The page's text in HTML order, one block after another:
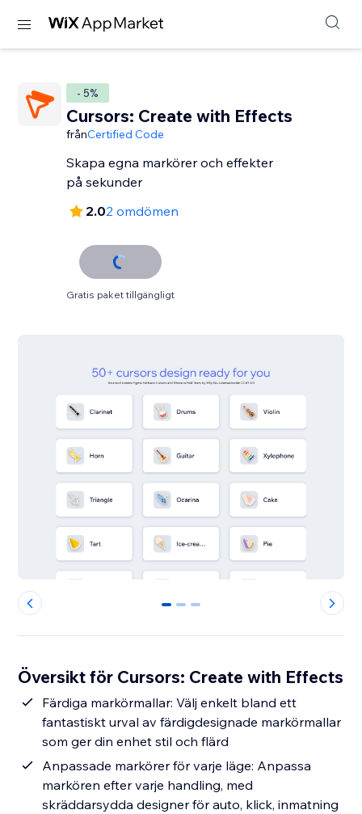
- 5%
Cursors: Create with Effects
frånCertified Code
Skapa egna markörer och effekter
på sekunder
2.02 omdömen
Gratis paket tillgängligt
0 1 2
Översikt för Cursors: Create with Effects
Färdiga markörmallar: Välj enkelt bland ett
fantastiskt urval av färdigdesignade markörmallar
som ger din enhet stil och flärd
Anpassade markörer för varje läge: Anpassa
markören efter varje handling, med
skräddarsydda designer för auto, klick, inmatning